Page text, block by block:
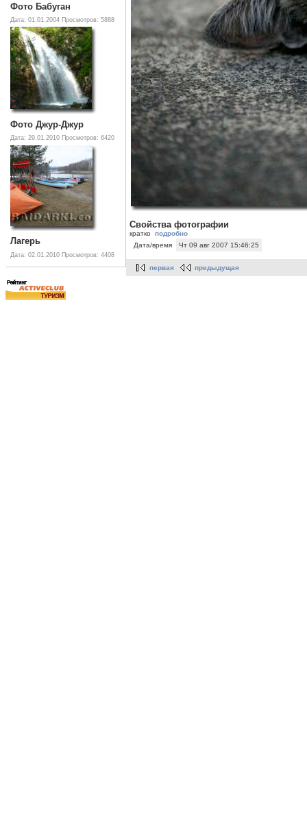
Фото Бабуган
Дата: 01.01.2004 Просмотров: 5888
Фото Джур-Джур
Дата: 29.01.2010 Просмотров: 6420
Лагерь
Дата: 02.01.2010 Просмотров: 4408
Свойства фотографии
кратко подробно
Дата/время
Чт 09 авг 2007 15:46:25
первая предыдущая